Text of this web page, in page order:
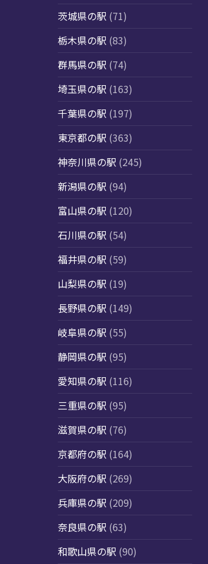
茨城県の駅 (71)
栃木県の駅 (83)
群馬県の駅 (74)
埼玉県の駅 (163)
千葉県の駅 (197)
東京都の駅 (363)
神奈川県の駅 (245)
新潟県の駅 (94)
富山県の駅 (120)
石川県の駅 (54)
福井県の駅 (59)
山梨県の駅 (19)
長野県の駅 (149)
岐阜県の駅 (55)
静岡県の駅 (95)
愛知県の駅 (116)
三重県の駅 (95)
滋賀県の駅 (76)
京都府の駅 (164)
大阪府の駅 (269)
兵庫県の駅 (209)
奈良県の駅 (63)
和歌山県の駅 (90)